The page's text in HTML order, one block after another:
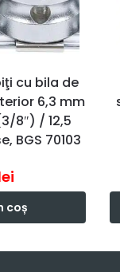
cu bila de
6,3 mm
8″) / 12,5
BGS 70103
coș